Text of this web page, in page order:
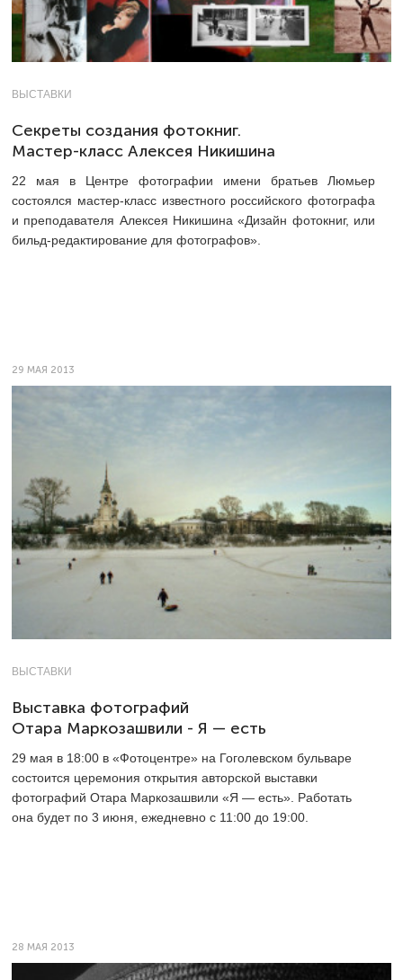
ВЫСТАВКИ
Секреты создания фотокниг.
Мастер-класс Алексея Никишина
22 мая в Центре фотографии имени братьев Люмьер
состоялся мастер-класс известного российского фотографа
и преподавателя Алексея Никишина «Дизайн фотокниг, или
бильд-редактирование для фотографов».
29 МАЯ 2013
ВЫСТАВКИ
Выставка фотографий
Отара Маркозашвили - Я — есть
29 мая в 18:00 в «Фотоцентре» на Гоголевском бульваре
состоится церемония открытия авторской выставки
фотографий Отара Маркозашвили «Я — есть». Работать
она будет по 3 июня, ежедневно с 11:00 до 19:00.
28 МАЯ 2013